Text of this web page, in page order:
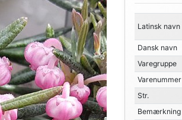
Latinsk navn
Dansk navn
Varegruppe
Varenummer
Str.
Bemærkning